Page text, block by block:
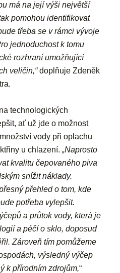
má na její výši největší
pomohou identifikovat
třeba se v rámci vývoje
jednoduchost k tomu
rozhraní umožňující
veličin,“doplňuje Zdeněk
technologických
ať už jde o možnost
vody při oplachu
u chlazení. „Naprosto
kvalitu čepovaného piva
snížit náklady.
přehled o tom, kde
potřeba vylepšit.
a průtok vody, která je
a péčí o sklo, doposud
Zároveň tím pomůžeme
výsledný výčep
k přírodním zdrojům,“